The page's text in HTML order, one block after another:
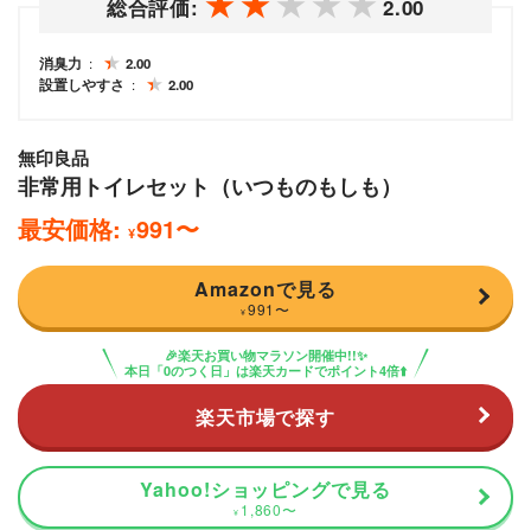
総合評価: 2.00
消臭力
2.00
設置しやすさ
2.00
無印良品
非常用トイレセット（いつものもしも）
最安価格: ¥991〜
Amazonで見る
¥ 991〜
🎉楽天お買い物マラソン開催中!!✨
本日「0のつく日」は楽天カードでポイント4倍⬆️
楽天市場で探す
Yahoo!ショッピングで見る
¥ 1,860〜